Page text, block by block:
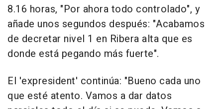
8.16 horas, "Por ahora todo controlado", y
añade unos segundos después: "Acabamos
de decretar nivel 1 en Ribera alta que es
donde está pegando más fuerte".
El 'expresident' continúa: "Bueno cada uno
que esté atento. Vamos a dar datos